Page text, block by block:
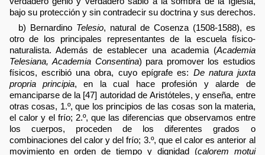
bajo su protección y sin contradecir su doctrina y sus derechos.
b) Bernardino Telesio, natural de Cosenza (1508-1588), es
otro de los principales representantes de la escuela físico-
naturalista. Además de establecer una academia (Academia
Telesiana, Academia Consentina) para promover los estudios
físicos, escribió una obra, cuyo epígrafe es: De natura juxta
propria principia, en la cual hace profesión y alarde de
emanciparse de la [47] autoridad de Aristóteles, y enseña, entre
otras cosas, 1.º, que los principios de las cosas son la materia,
el calor y el frío; 2.º, que las diferencias que observamos entre
los cuerpos, proceden de los diferentes grados o
combinaciones del calor y del frío; 3.º, que el calor es anterior al
movimiento en orden de tiempo y dignidad (calorem motui